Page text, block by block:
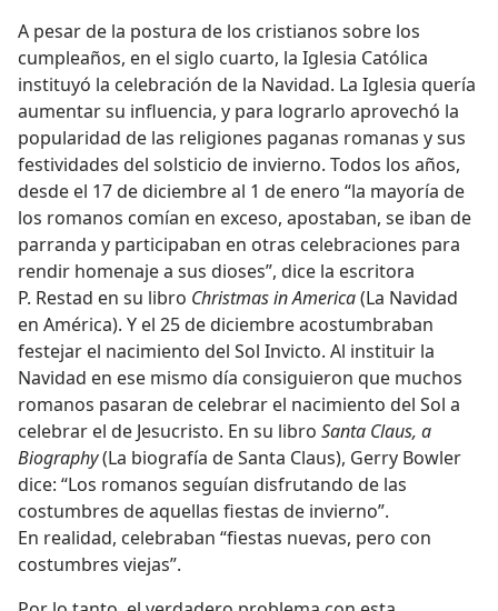
A pesar de la postura de los cristianos sobre los
cumpleaños, en el siglo cuarto, la Iglesia Católica
instituyó la celebración de la Navidad. La Iglesia quería
aumentar su influencia, y para lograrlo aprovechó la
popularidad de las religiones paganas romanas y sus
festividades del solsticio de invierno. Todos los años,
desde el 17 de diciembre al 1 de enero “la mayoría de
los romanos comían en exceso, apostaban, se iban de
parranda y participaban en otras celebraciones para
rendir homenaje a sus dioses”, dice la escritora
P. Restad en su libro Christmas in America(La Navidad
en América). Y el 25 de diciembre acostumbraban
festejar el nacimiento del Sol Invicto. Al instituir la
Navidad en ese mismo día consiguieron que muchos
romanos pasaran de celebrar el nacimiento del Sol a
celebrar el de Jesucristo. En su libro Santa Claus, a
Biography(La biografía de Santa Claus), Gerry Bowler
dice: “Los romanos seguían disfrutando de las
costumbres de aquellas fiestas de invierno”.
En realidad, celebraban “fiestas nuevas, pero con
costumbres viejas”.